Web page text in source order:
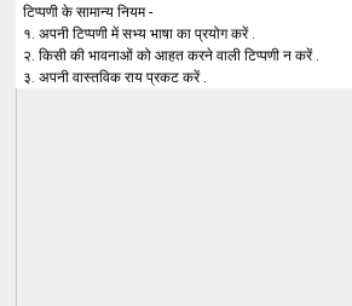
टिप्पणी के सामान्य नियम -
१. अपनी टिप्पणी में सभ्य भाषा का प्रयोग करें .
२. किसी की भावनाओं को आहत करने वाली टिप्पणी न करें .
३. अपनी वास्तविक राय प्रकट करें .